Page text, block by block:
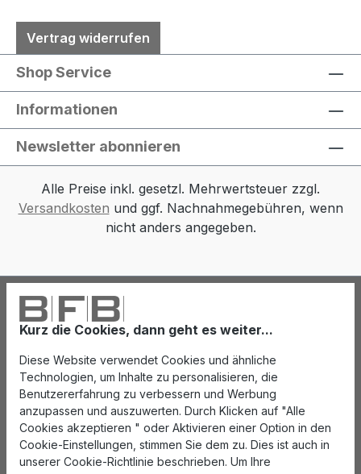
Kurz die Cookies, dann geht es weiter...
Diese Website verwendet Cookies und ähnliche
Technologien, um Inhalte zu personalisieren, die
Benutzererfahrung zu verbessern und Werbung
anzupassen und auszuwerten. Durch Klicken auf "Alle
Cookies akzeptieren " oder Aktivieren einer Option in den
Cookie-Einstellungen, stimmen Sie dem zu. Dies ist auch in
unserer Cookie-Richtlinie beschrieben. Um Ihre
Vertrag widerrufen
Shop Service
Informationen
Newsletter abonnieren
Alle Preise inkl. gesetzl. Mehrwertsteuer zzgl.
Versandkosten und ggf. Nachnahmegebühren, wenn
nicht anders angegeben.